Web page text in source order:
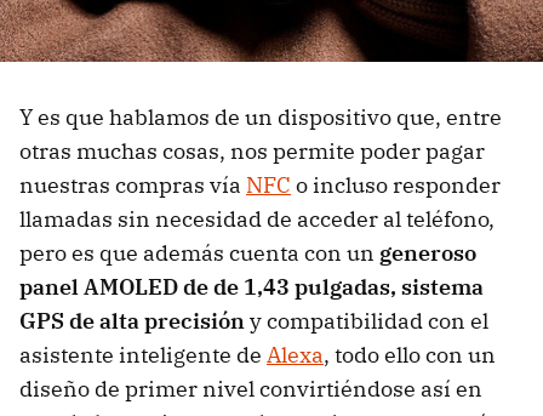
Y es que hablamos de un dispositivo que, entre
otras muchas cosas, nos permite poder pagar
nuestras compras vía NFC o incluso responder
llamadas sin necesidad de acceder al teléfono,
pero es que además cuenta con un generoso
panel AMOLED de de 1,43 pulgadas, sistema
GPS de alta precisióny compatibilidad con el
asistente inteligente de Alexa, todo ello con un
diseño de primer nivel convirtiéndose así en